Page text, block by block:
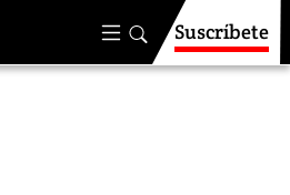
Suscríbete